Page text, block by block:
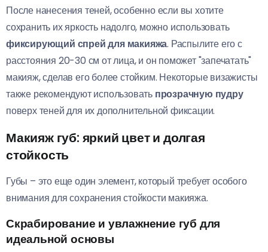
После нанесения теней, особенно если вы хотите
сохранить их яркость надолго, можно использовать
фиксирующий спрей для макияжа. Распылите его с
расстояния 20-30 см от лица, и он поможет "запечатать"
макияж, сделав его более стойким. Некоторые визажисты
также рекомендуют использовать прозрачную пудру
поверх теней для их дополнительной фиксации.
Макияж губ: яркий цвет и долгая
стойкость
Губы – это еще один элемент, который требует особого
внимания для сохранения стойкости макияжа.
Скрабирование и увлажнение губ для
идеальной основы